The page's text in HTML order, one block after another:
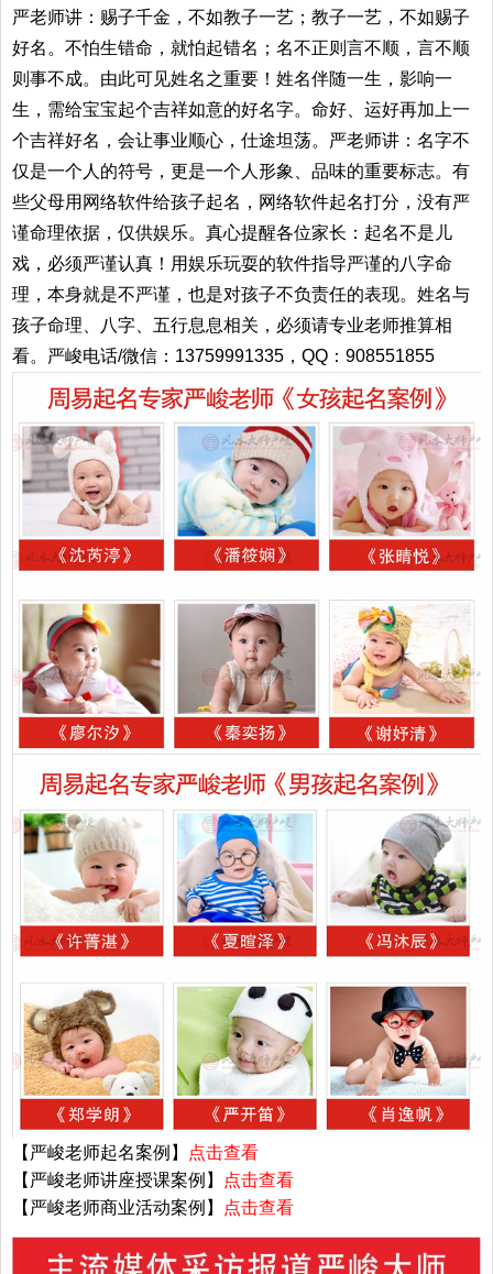
严老师讲：赐子千金，不如教子一艺；教子一艺，不如赐子
好名。不怕生错命，就怕起错名；名不正则言不顺，言不顺
则事不成。由此可见姓名之重要！姓名伴随一生，影响一
生，需给宝宝起个吉祥如意的好名字。命好、运好再加上一
个吉祥好名，会让事业顺心，仕途坦荡。严老师讲：名字不
仅是一个人的符号，更是一个人形象、品味的重要标志。有
些父母用网络软件给孩子起名，网络软件起名打分，没有严
谨命理依据，仅供娱乐。真心提醒各位家长：起名不是儿
戏，必须严谨认真！用娱乐玩耍的软件指导严谨的八字命
理，本身就是不严谨，也是对孩子不负责任的表现。姓名与
孩子命理、八字、五行息息相关，必须请专业老师推算相
看。严峻电话/微信：13759991335，QQ：908551855
【严峻老师起名案例】
点击查看
【严峻老师讲座授课案例】
点击查看
【严峻老师商业活动案例】
点击查看